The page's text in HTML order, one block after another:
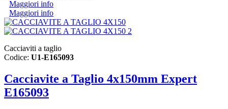
Maggiori info
Maggiori info
Cacciaviti a taglio
Codice: U1-E165093
Cacciavite a Taglio 4x150mm Expert
E165093